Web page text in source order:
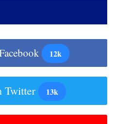
12k
Twitter 13k